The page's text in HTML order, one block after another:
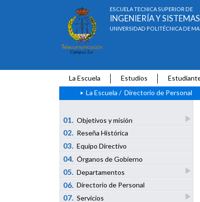
ESCUELA TÉCNICA SUPERIOR DE
INGENIERÍA Y
UNIVERSIDAD POLITÉCNICA DE
La Escuela Estudios
La Escuela / Directorio de Personal
01. Objetivos y misión
02. Reseña Histórica
03. Equipo Directivo
04. Órganos de Gobierno
05. Departamentos
06. Directorio de Personal
07. Servicios